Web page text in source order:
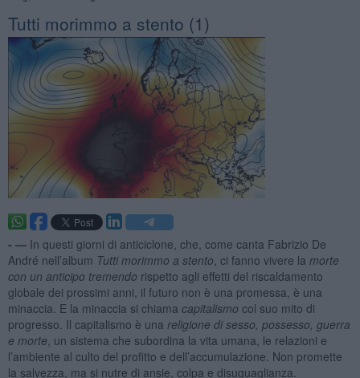
​Tutti morimmo a stento (1)
- — In questi giorni di anticiclone, che, come canta Fabrizio De
André nell’album Tutti morimmo a stento , ci fanno vivere la morte
con un anticipo tremendo rispetto agli effetti del riscaldamento
globale dei prossimi anni, il futuro non è una promessa, è una
minaccia. E la minaccia si chiama capitalismo col suo mito di
progresso. Il capitalismo è una religione di sesso, possesso, guerra
e morte , un sistema che subordina la vita umana, le relazioni e
l’ambiente al culto del profitto e dell’accumulazione. Non promette
la salvezza, ma si nutre di ansie, colpa e disuguaglianza.